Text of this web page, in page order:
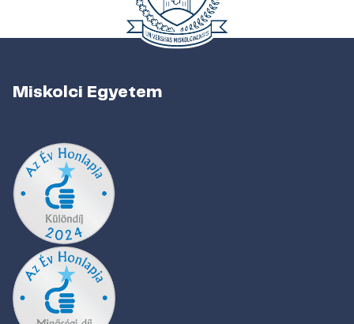
Miskolci Egyetem